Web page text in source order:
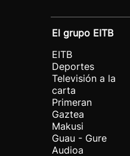
El grupo EITB
EITB
Deportes
Televisión a la
carta
Primeran
Gaztea
Makusi
Guau - Gure
Audioa